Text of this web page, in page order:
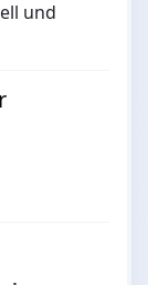
und